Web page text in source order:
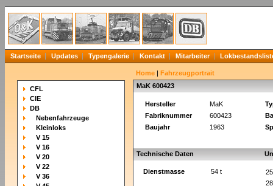
Startseite Updates Typengalerie Kontakt Mitarbeiter
CFL
CIE
DB
Nebenfahrzeuge
Kleinloks
V 15
V 16
V 20
V 22
V 36
Home | Fahrzeugportrait
MaK 600423
Hersteller MaK
Fabriknummer
600423
Baujahr
1963
Technische Daten
Dienstmasse 54 t